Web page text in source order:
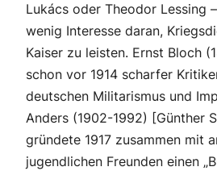
Lukács oder Theodor Lessing
wenig Interesse daran,
Kaiser zu leisten. Ernst Bloch
schon vor 1914 scharfer
deutschen Militarismus und
Anders (1902-1992) [Günther
gründete 1917 zusammen mit
jugendlichen Freunden einen